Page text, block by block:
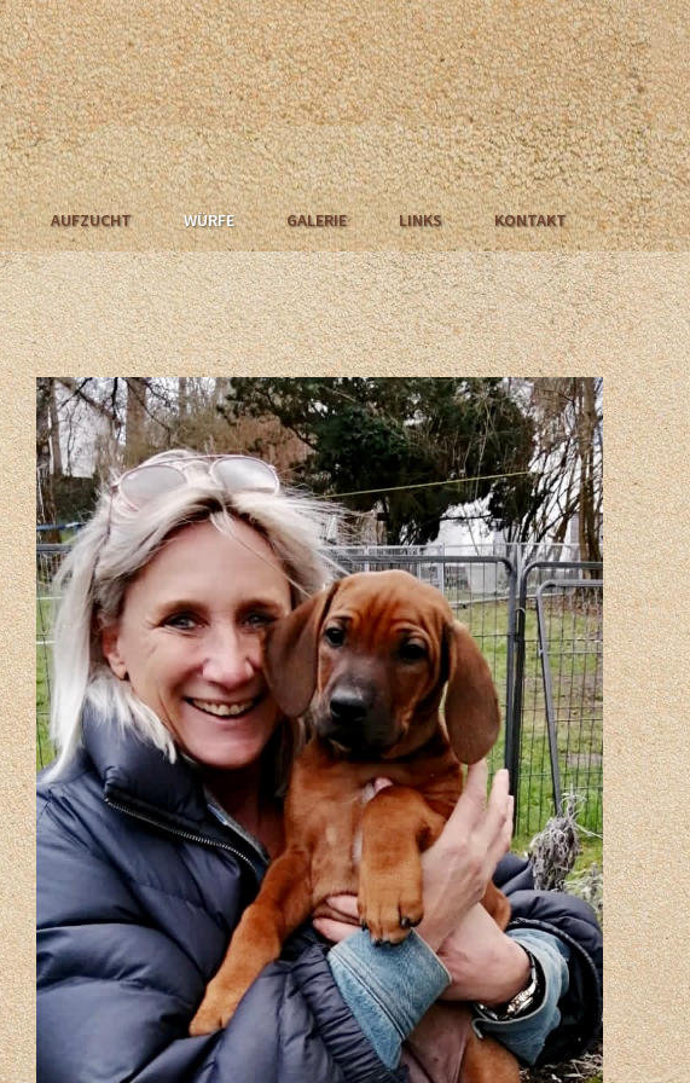
AUFZUCHT WÜRFE GALERIE LINKS KONTAKT